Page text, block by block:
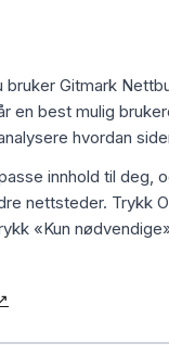
Gitmark
en best mulig
hvordan
innhold til deg,
nettsteder. Trykk
«Kun